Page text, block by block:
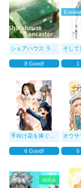
シェアハウス ランカスター
8Good!
そして
1
手向け花を捧ぐーREー
6Good!
オウ
6
縦読み